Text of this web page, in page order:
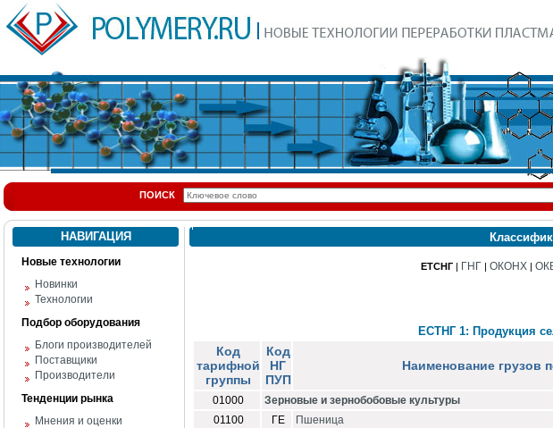
ПОИСК
НАВИГАЦИЯ
Новые технологии
Новинки
Технологии
Подбор оборудования
Блоги производителей
Поставщики
Производители
Тенденции рынка
Мнения и оценки
ЕТСНГ | ГНГ | ОКОНХ |
ЕСТНГ 1: Продукция
Код
тарифной
группы
Код
НГ
ПУП
Наименование грузов
01000
Зерновые и зернобобовые культуры
01100
ГЕ
Пшеница